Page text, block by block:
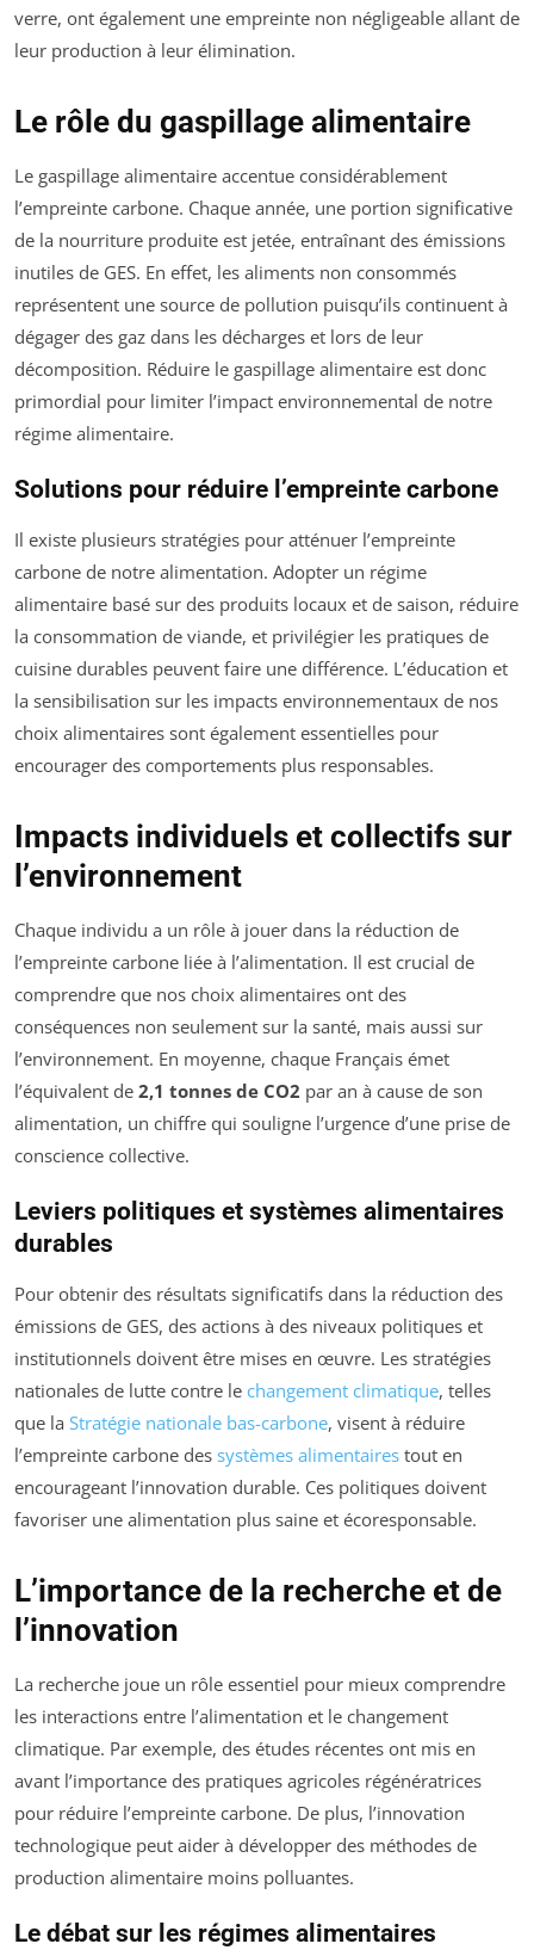
verre, ont également une empreinte non négligeable allant de
leur production à leur élimination.
Le rôle du gaspillage alimentaire
Le gaspillage alimentaire accentue considérablement
l’empreinte carbone. Chaque année, une portion significative
de la nourriture produite est jetée, entraînant des émissions
inutiles de GES. En effet, les aliments non consommés
représentent une source de pollution puisqu’ils continuent à
dégager des gaz dans les décharges et lors de leur
décomposition. Réduire le gaspillage alimentaire est donc
primordial pour limiter l’impact environnemental de notre
régime alimentaire.
Solutions pour réduire l’empreinte carbone
Il existe plusieurs stratégies pour atténuer l’empreinte
carbone de notre alimentation. Adopter un régime
alimentaire basé sur des produits locaux et de saison, réduire
la consommation de viande, et privilégier les pratiques de
cuisine durables peuvent faire une différence. L’éducation et
la sensibilisation sur les impacts environnementaux de nos
choix alimentaires sont également essentielles pour
encourager des comportements plus responsables.
Impacts individuels et collectifs sur
l’environnement
Chaque individu a un rôle à jouer dans la réduction de
l’empreinte carbone liée à l’alimentation. Il est crucial de
comprendre que nos choix alimentaires ont des
conséquences non seulement sur la santé, mais aussi sur
l’environnement. En moyenne, chaque Français émet
l’équivalent de 2,1 tonnes de CO2 par an à cause de son
alimentation, un chiffre qui souligne l’urgence d’une prise de
conscience collective.
Leviers politiques et systèmes alimentaires
durables
Pour obtenir des résultats significatifs dans la réduction des
émissions de GES, des actions à des niveaux politiques et
institutionnels doivent être mises en œuvre. Les stratégies
nationales de lutte contre le changement climatique, telles
que la Stratégie nationale bas-carbone, visent à réduire
l’empreinte carbone des systèmes alimentaires tout en
encourageant l’innovation durable. Ces politiques doivent
favoriser une alimentation plus saine et écoresponsable.
L’importance de la recherche et de
l’innovation
La recherche joue un rôle essentiel pour mieux comprendre
les interactions entre l’alimentation et le changement
climatique. Par exemple, des études récentes ont mis en
avant l’importance des pratiques agricoles régénératrices
pour réduire l’empreinte carbone. De plus, l’innovation
technologique peut aider à développer des méthodes de
production alimentaire moins polluantes.
Le débat sur les régimes alimentaires